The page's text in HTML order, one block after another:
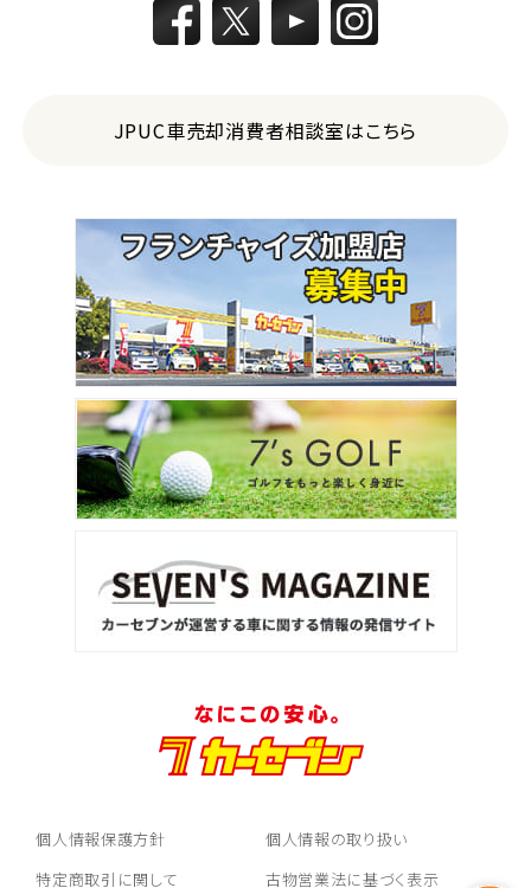
JPUC車売却消費者相談室はこちら
個人情報保護方針
個人情報の取り扱い
特定商取引に関して
古物営業法に基づく表示